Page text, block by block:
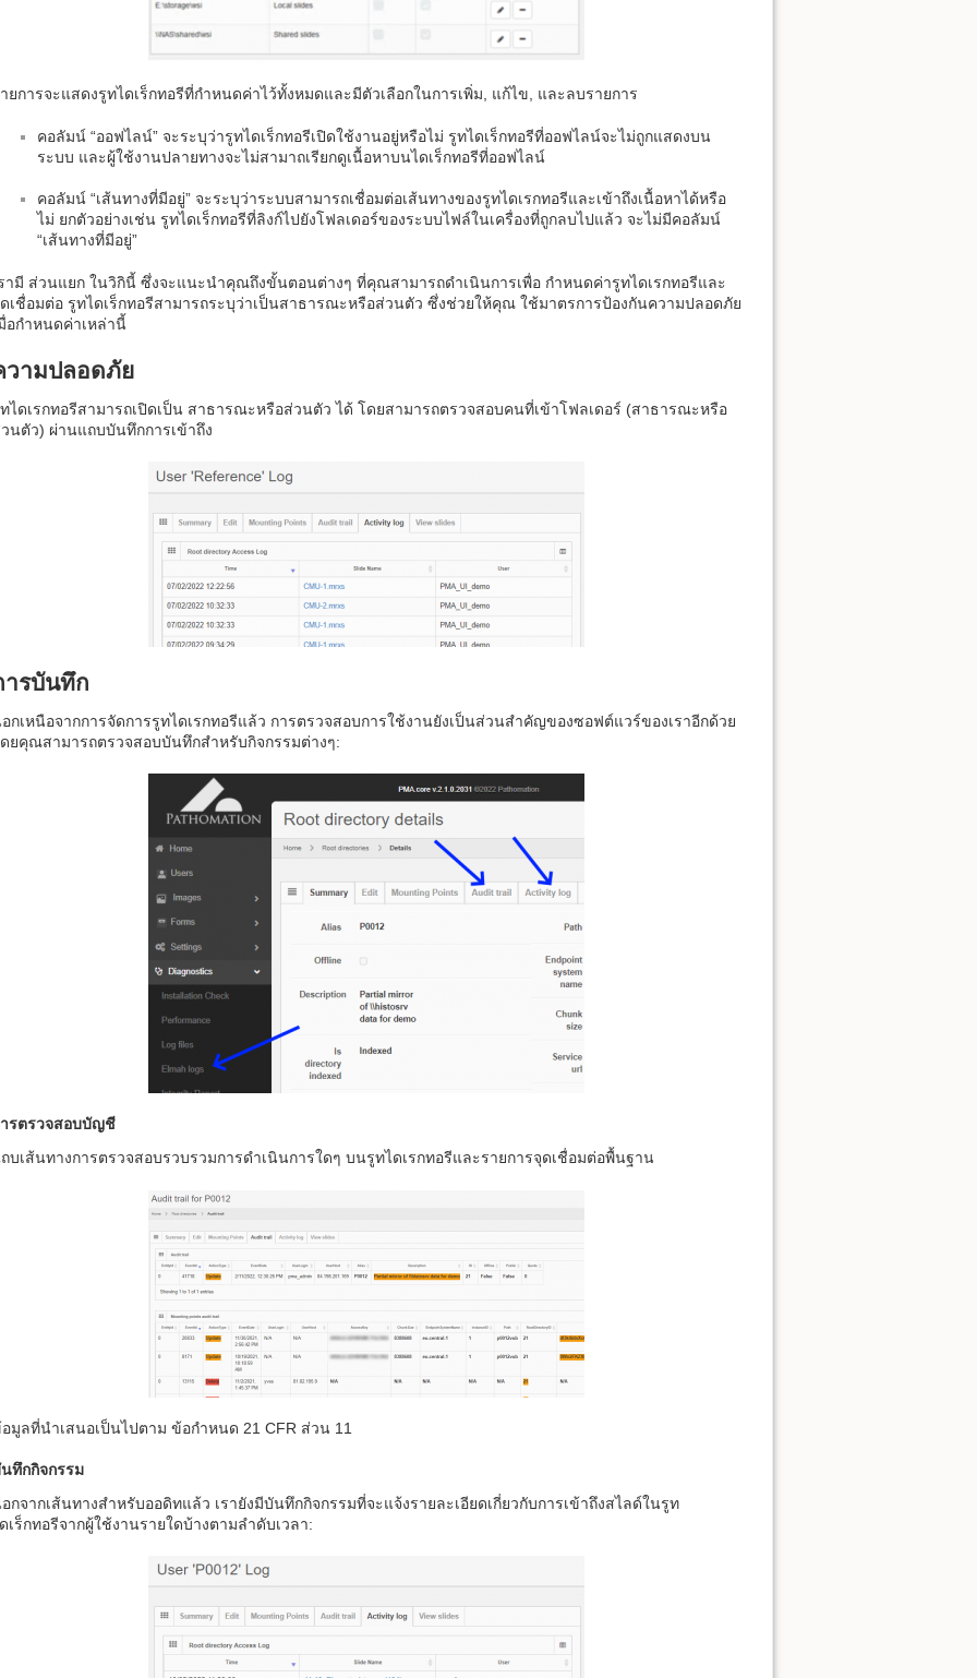
ยการจะแสดงรูทไดเร็กทอรีที่กำหนดค่าไว้ทั้งหมดและมีตัวเลือกในการเพิ่ม, แก้ไข, และลบรายการ
คอลัมน์ “ออฟไลน์” จะระบุว่ารูทไดเร็กทอรีเปิดใช้งานอยู่หรือไม่ รูทไดเร็กทอรีที่ออฟไลน์จะไม่ถูกแสดงบน
ระบบ และผู้ใช้งานปลายทางจะไม่สามาถเรียกดูเนื้อหาบนไดเร็กทอรีที่ออฟไลน์
คอลัมน์ “เส้นทางที่มีอยู่” จะระบุว่าระบบสามารถเชื่อมต่อเส้นทางของรูทไดเรกทอรีและเข้าถึงเนื้อหาได้หรือ
ไม่ ยกตัวอย่างเช่น รูทไดเร็กทอรีที่ลิงก์ไปยังโฟลเดอร์ของระบบไฟล์ในเครื่องที่ถูกลบไปแล้ว จะไม่มีคอลัมน์
“เส้นทางที่มีอยู่”
ามี ส่วนแยก ในวิกินี้ ซึ่งจะแนะนำคุณถึงขั้นตอนต่างๆ ที่คุณสามารถดำเนินการเพื่อ กำหนดค่ารูทไดเรกทอรีและ
เชื่อมต่อ รูทไดเร็กทอรีสามารถระบุว่าเป็นสาธารณะหรือส่วนตัว ซึ่งช่วยให้คุณ ใช้มาตรการป้องกันความปลอดภัย
อกำหนดค่าเหล่านี้
วามปลอดภัย
ไดเรกทอรีสามารถเปิดเป็น สาธารณะหรือส่วนตัว ได้ โดยสามารถตรวจสอบคนที่เข้าโฟลเดอร์ (สาธารณะหรือ
นตัว) ผ่านแถบบันทึกการเข้าถึง
ารบันทึก
กเหนือจากการจัดการรูทไดเรกทอรีแล้ว การตรวจสอบการใช้งานยังเป็นส่วนสำคัญของซอฟต์แวร์ของเราอีกด้วย
ยคุณสามารถตรวจสอบบันทึกสำหรับกิจกรรมต่างๆ:
รตรวจสอบบัญชี
บเส้นทางการตรวจสอบรวบรวมการดำเนินการใดๆ บนรูทไดเรกทอรีและรายการจุดเชื่อมต่อพื้นฐาน
มูลที่นำเสนอเป็นไปตาม ข้อกำหนด 21 CFR ส่วน 11
ทึกกิจกรรม
กจากเส้นทางสำหรับออดิทแล้ว เรายังมีบันทึกกิจกรรมที่จะแจ้งรายละเอียดเกี่ยวกับการเข้าถึงสไลด์ในรูท
เร็กทอรีจากผู้ใช้งานรายใดบ้างตามลำดับเวลา: